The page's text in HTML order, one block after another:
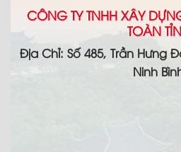
CÔNG TY TNHH XÂY
TOÀN
Địa Chỉ: Số 485, Trần Hưng
Ninh